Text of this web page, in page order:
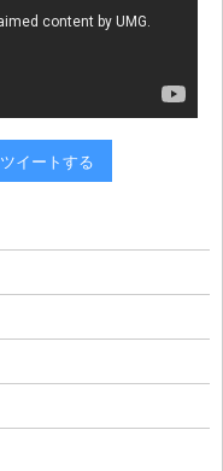
ツイートする